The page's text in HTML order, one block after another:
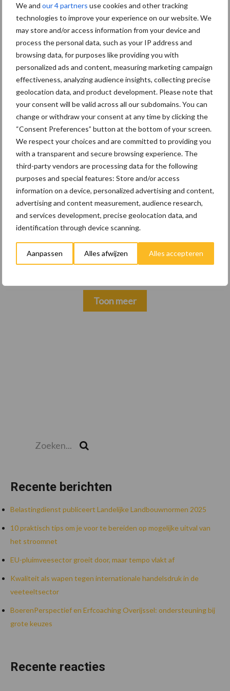
We and our 4 partners use cookies and other tracking
technologies to improve your experience on our website. We
may store and/or access information from your device and
process the personal data, such as your IP address and
browsing data, for purposes like providing you with
personalized ads and content, measuring marketing campaign
effectiveness, analyzing audience insights, collecting precise
geolocation data, and product development. Please note that
your consent will be valid across all our subdomains. You can
change or withdraw your consent at any time by clicking the
“Consent Preferences” button at the bottom of your screen.
We respect your choices and are committed to providing you
with a transparent and secure browsing experience. The
third-party vendors are processing data for the following
purposes and special features: Store and/or access
information on a device, personalized advertising and content,
advertising and content measurement, audience research,
and services development, precise geolocation data, and
identification through device scanning.
Aanpassen Alles afwijzen Alles accepteren
Sidebar
8 jan
Belastingdienst publiceert
Landelijke Landbouwnormen 2025
23 dec
10 praktisch tips om je voor te
bereiden op mogelijke uitval van het
stroomnet
23 dec
EU-pluimveesector groeit door,
maar tempo vlakt af
22 dec
Kwaliteit als wapen tegen
internationale handelsdruk in de
veeteeltsector
22 dec
BoerenPerspectief en Erfcoaching
Overijssel: ondersteuning bij grote
keuzes
Toon meer
Recente berichten
Belastingdienst publiceert Landelijke Landbouwnormen 2025
10 praktisch tips om je voor te bereiden op mogelijke uitval van
het stroomnet
EU-pluimveesector groeit door, maar tempo vlakt af
Kwaliteit als wapen tegen internationale handelsdruk in de
veeteeltsector
BoerenPerspectief en Erfcoaching Overijssel: ondersteuning bij
grote keuzes
Recente reacties